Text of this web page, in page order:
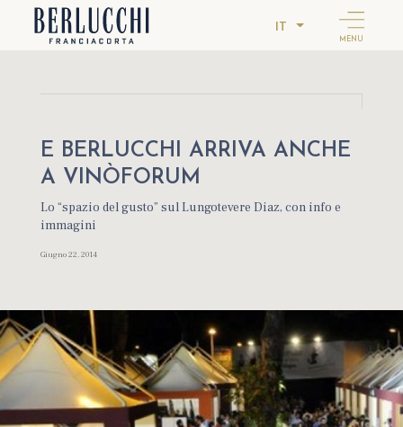
IT
MENU
E BERLUCCHI ARRIVA ANCHE
A VINÒFORUM
Lo “spazio del gusto” sul Lungotevere Diaz, con info e
immagini
Giugno 22, 2014